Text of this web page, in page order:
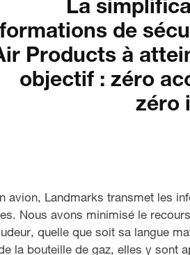
La
de
Products à
objectif : zéro
zéro
avion, Landmarks transmet les
Nous avons minimisé le
quelle que soit sa langue
la bouteille de gaz, elles y sont